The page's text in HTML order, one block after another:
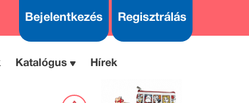
Bejelentkezés Regisztrálás
Katalógus Hírek